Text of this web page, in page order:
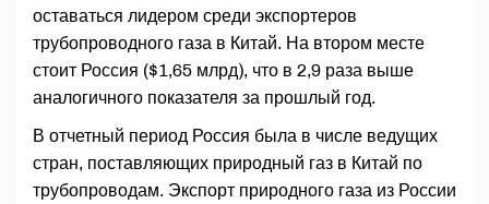
оставаться лидером среди экспортеров
трубопроводного газа в Китай. На втором месте
стоит Россия ($1,65 млрд), что в 2,9 раза выше
аналогичного показателя за прошлый год.
В отчетный период Россия была в числе ведущих
стран, поставляющих природный газ в Китай по
трубопроводам. Экспорт природного газа из России